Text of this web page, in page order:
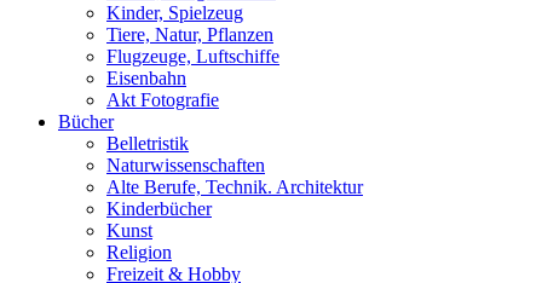
Kinder, Spielzeug
Tiere, Natur, Pflanzen
Flugzeuge, Luftschiffe
Eisenbahn
Akt Fotografie
Bücher
Belletristik
Naturwissenschaften
Alte Berufe, Technik. Architektur
Kinderbücher
Kunst
Religion
Freizeit & Hobby